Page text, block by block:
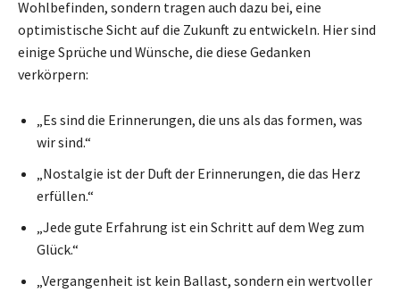
Wohlbefinden, sondern tragen auch dazu bei, eine
optimistische Sicht auf die Zukunft zu entwickeln. Hier sind
einige Sprüche und Wünsche, die diese Gedanken
verkörpern:
„Es sind die Erinnerungen, die uns als das formen, was
wir sind.“
„Nostalgie ist der Duft der Erinnerungen, die das Herz
erfüllen.“
„Jede gute Erfahrung ist ein Schritt auf dem Weg zum
Glück.“
„Vergangenheit ist kein Ballast, sondern ein wertvoller